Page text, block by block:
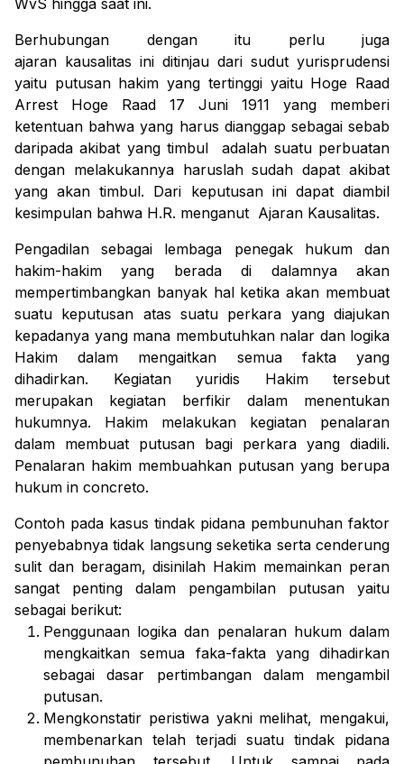
WvS hingga saat ini.
Berhubungan dengan itu perlu juga
ajaran kausalitas ini ditinjau dari sudut yurisprudensi
yaitu putusan hakim yang tertinggi yaitu Hoge Raad
Arrest Hoge Raad 17 Juni 1911 yang memberi
ketentuan bahwa yang harus dianggap sebagai sebab
daripada akibat yang timbul
adalah suatu perbuatan
dengan melakukannya haruslah sudah dapat akibat
yang akan timbul. Dari keputusan ini dapat diambil
kesimpulan bahwa H.R. menganut Ajaran Kausalitas.
Pengadilan sebagai lembaga penegak hukum dan
hakim-hakim yang berada di dalamnya akan
mempertimbangkan banyak hal ketika akan membuat
suatu keputusan atas suatu perkara yang diajukan
kepadanya yang mana membutuhkan nalar dan logika
Hakim dalam mengaitkan semua fakta yang
dihadirkan. Kegiatan yuridis Hakim tersebut
merupakan kegiatan berfikir dalam menentukan
hukumnya. Hakim melakukan kegiatan penalaran
dalam membuat putusan bagi perkara yang diadili.
Penalaran hakim membuahkan putusan yang berupa
hukum in concreto.
Contoh pada kasus tindak pidana pembunuhan faktor
penyebabnya tidak langsung seketika serta cenderung
sulit dan beragam, disinilah Hakim memainkan peran
sangat penting dalam pengambilan putusan yaitu
sebagai berikut:
Penggunaan logika dan penalaran hukum dalam
mengkaitkan semua faka-fakta yang dihadirkan
sebagai dasar pertimbangan dalam mengambil
putusan.
Mengkonstatir peristiwa yakni melihat, mengakui,
membenarkan telah terjadi suatu tindak pidana